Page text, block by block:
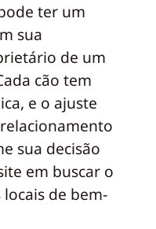
ter um
sua
de um
cão tem
e o ajuste
sua decisão
em buscar o
de bem-